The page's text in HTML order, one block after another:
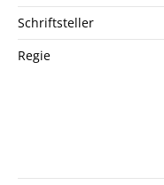
Schriftsteller
Regie